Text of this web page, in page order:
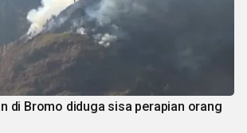
di Bromo diduga sisa perapian orang